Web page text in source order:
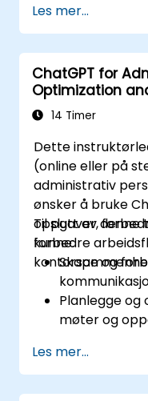
Les mer...
ChatGPT for
Optimization
14 Timer
Dette
(online eller på
administrativ
ønsker å bruke
oppgaver,
forbedre
Til slutt av denne
kunne:
Skape og
Planlegge og
møter og
Generere og
dokumenter
sammendrag.
Les mer...